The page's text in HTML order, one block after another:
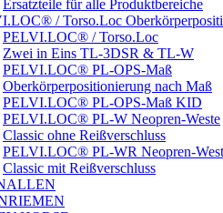
Ersatzteile für alle Produktbereiche
/ Torso.Loc
PELVI.LOC® / Torso.Loc
Zwei in Eins TL-3DSR & TL-W
PELVI.LOC® PL-OPS-Maß
Oberkörperpositionierung nach Maß
PELVI.LOC® PL-OPS-Maß KID
PELVI.LOC® PL-W Neopren-Weste
Classic ohne Reißverschluss
PELVI.LOC® PL-WR Neopren-
Classic mit Reißverschluss